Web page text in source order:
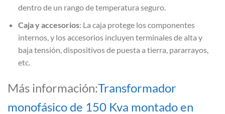
dentro de un rango de temperatura seguro.
Caja y accesorios: La caja protege los componentes
internos, y los accesorios incluyen terminales de alta y
baja tensión, dispositivos de puesta a tierra, pararrayos,
etc.
Más información:Transformador
monofásico de 150 Kva montado en